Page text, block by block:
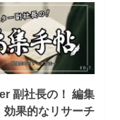
副社長の！ 編集
果的なリサーチ